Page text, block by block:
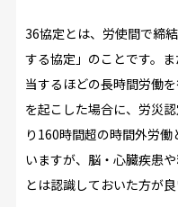
36協定とは、労使間で締
する協定」のことです。
当するほどの長時間労働
を起こした場合に、労災
り160時間超の時間外労
いますが、脳・心臓疾患
とは認識しておいた方が良